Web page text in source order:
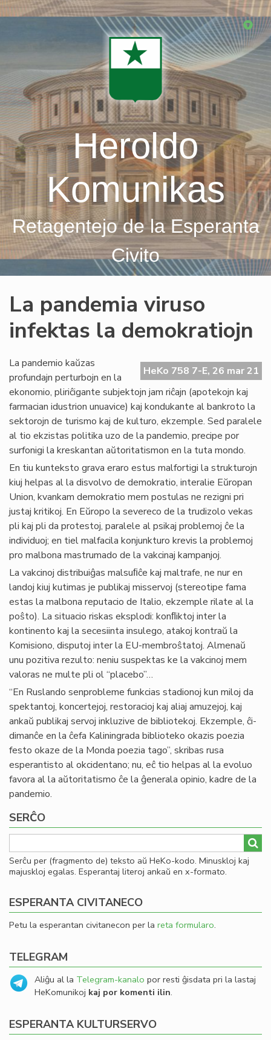
Skip
Heroldo
Komunikas
Retagentejo de la Esperanta
Civito
La pandemia viruso
infektas la demokratiojn
HeKo 758 7-E, 26 mar 21
La pandemio kaŭzas
profundajn perturbojn en la
ekonomio, pliriĉigante subjektojn jam riĉajn (apotekojn kaj
farmacian idustrion unuavice) kaj kondukante al bankroto la
sektorojn de turismo kaj de kulturo, ekzemple. Sed paralele
al tio ekzistas politika uzo de la pandemio, precipe por
surfonigi la kreskantan aŭtoritatismon en la tuta mondo.
En tiu kunteksto grava eraro estus malfortigi la strukturojn
kiuj helpas al la disvolvo de demokratio, interalie Eŭropan
Union, kvankam demokratio mem postulas ne rezigni pri
justaj kritikoj. En Eŭropo la severeco de la trudizolo vekas
pli kaj pli da protestoj, paralele al psikaj problemoj ĉe la
individuoj; en tiel malfacila konjunkturo krevis la problemoj
pro malbona mastrumado de la vakcinaj kampanjoj.
La vakcinoj distribuiĝas malsuﬁĉe kaj maltrafe, ne nur en
landoj kiuj kutimas je publikaj misservoj (stereotipe fama
estas la malbona reputacio de Italio, ekzemple rilate al la
poŝto). La situacio riskas eksplodi: konﬂiktoj inter la
kontinento kaj la secesiinta insulego, atakoj kontraŭ la
Komisiono, disputoj inter la EU-membroŝtatoj. Almenaŭ
unu pozitiva rezulto: neniu suspektas ke la vakcinoj mem
valoras ne multe pli ol “placebo”…
“En Ruslando senprobleme funkcias stadionoj kun miloj da
spektantoj, koncertejoj, restoracioj kaj aliaj amuzejoj, kaj
ankaŭ publikaj servoj inkluzive de bibliotekoj. Ekzemple, ĉi-
dimanĉe en la ĉefa Kaliningrada biblioteko okazis poezia
festo okaze de la Monda poezia tago”, skribas rusa
esperantisto al okcidentano; nu, eĉ tio helpas al la evoluo
favora al la aŭtoritatismo ĉe la ĝenerala opinio, kadre de la
pandemio.
SERĈO
Serĉu per (fragmento de) teksto aŭ HeKo-kodo. Minuskloj kaj
majuskloj egalas. Esperantaj literoj ankaŭ en x-formato.
ESPERANTA CIVITANECO
Petu la esperantan civitanecon per la reta formularo.
TELEGRAM
Aliĝu al la Telegram-kanalo por resti ĝisdata pri la lastaj
HeKomunikoj kaj por komenti ilin.
ESPERANTA KULTURSERVO